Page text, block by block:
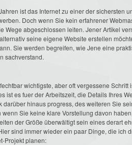
ist das Internet zu einer der sichersten
Doch wenn Sie kein erfahrener
Wege abgeschlossen leiten. Jener Artikel
seine eigene Website erstellen
Sie werden begreifen, wie Jene eine
sachverstand.
wichtigste, aber oft vergessene
ist es fuer der Arbeitszeit, die Details Ihres
darüber hinaus progress, des weiteren Sie
Sie keine klare Vorstellung davon
der Größe überwältigt sein eines derart
sind immer wieder ein paar Dinge, die ich
Projekt planen: